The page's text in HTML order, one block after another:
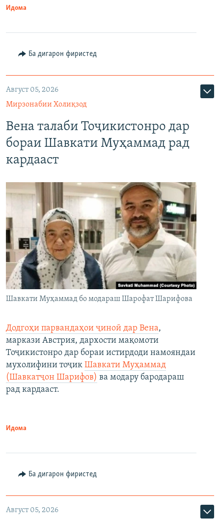
Идома
Ба дигарон фиристед
Август 05, 2026
Мирзонабии Холиқзод
Вена талаби Тоҷикистонро дар
бораи Шавкати Муҳаммад рад
кардааст
Шавкати Муҳаммад бо модараш Шарофат Шарифова
Додгоҳи парвандаҳои ҷиноӣ дар Вена,
маркази Австрия, дархости мақомоти
Тоҷикистонро дар бораи истирдоди намояндаи
мухолифини тоҷик Шавкати Муҳаммад
(Шавкатҷон Шарифов) ва модару бародараш
рад кардааст.
Идома
Ба дигарон фиристед
Август 05, 2026